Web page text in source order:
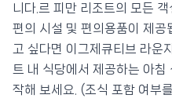
니다.르 피만 리조트의 모든
편의 시설 및 편의용품이 제공
고 싶다면 이그제큐티브 라운
트 내 식당에서 제공하는 아침
작해 보세요. (조식 포함 여부